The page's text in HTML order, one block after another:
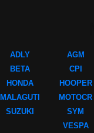
ADLY
BETA
HONDA
MALAGUTI
SUZUKI
AGM
CPI
HOOPER
MOTOCR
SYM
VESPA